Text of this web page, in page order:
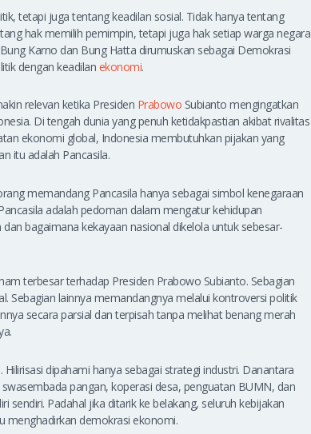
tetapi juga tentang keadilan sosial. Tidak hanya tentang
hak memilih pemimpin, tetapi juga hak setiap warga negara
Karno dan Bung Hatta dirumuskan sebagai Demokrasi
dengan keadilan ekonomi.
relevan ketika Presiden Prabowo Subianto mengingatkan
Di tengah dunia yang penuh ketidakpastian akibat rivalitas
ekonomi global, Indonesia membutuhkan pijakan yang
itu adalah Pancasila.
memandang Pancasila hanya sebagai simbol kenegaraan
adalah pedoman dalam mengatur kehidupan
bagaimana kekayaan nasional dikelola untuk sebesar-
terbesar terhadap Presiden Prabowo Subianto. Sebagian
Sebagian lainnya memandangnya melalui kontroversi politik
secara parsial dan terpisah tanpa melihat benang merah
dipahami hanya sebagai strategi industri. Danantara
pangan, koperasi desa, penguatan BUMN, dan
sendiri. Padahal jika ditarik ke belakang, seluruh kebijakan
menghadirkan demokrasi ekonomi.